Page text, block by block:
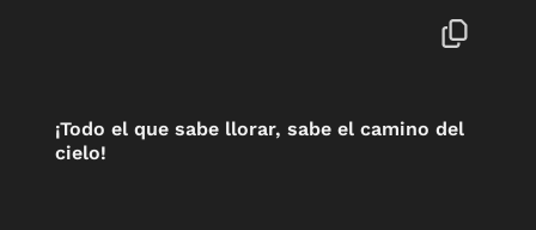
¡Todo el que sabe llorar, sabe el camino del
cielo!